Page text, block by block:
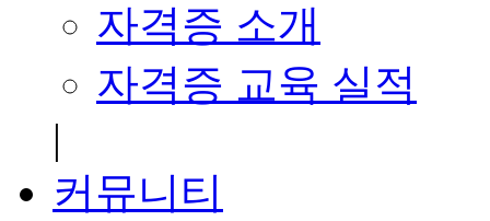
자격증 소개
자격증 교육 실적
|
커뮤니티